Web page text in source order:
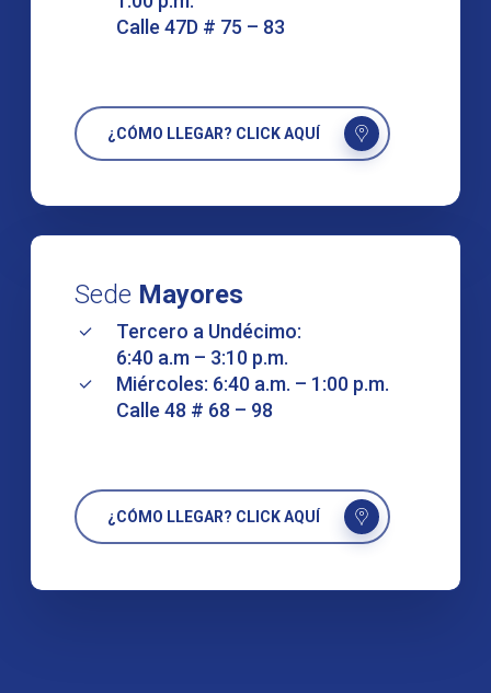
Calle 47D # 75 – 83
¿CÓMO LLEGAR? CLICK AQUÍ
Sede Mayores
Tercero a Undécimo:
6:40 a.m – 3:10 p.m.
Miércoles: 6:40 a.m. – 1:00 p.m.
Calle 48 # 68 – 98
¿CÓMO LLEGAR? CLICK AQUÍ